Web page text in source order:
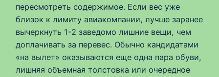
пересмотреть содержимое. Если вес уже
близок к лимиту авиакомпании, лучше заранее
вычеркнуть 1-2 заведомо лишние вещи, чем
доплачивать за перевес. Обычно кандидатами
«на вылет» оказываются еще одна пара обуви,
лишняя объемная толстовка или очередное